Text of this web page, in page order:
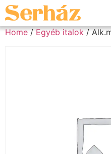
Home/Egyéb italok/